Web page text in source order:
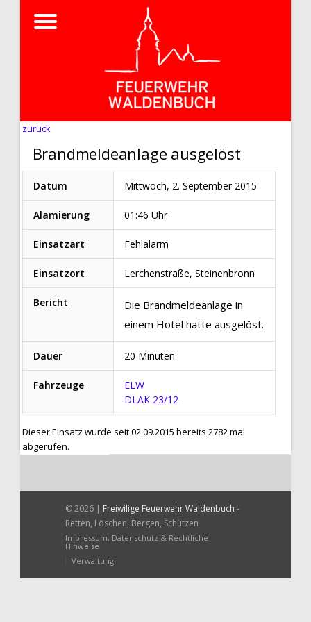
zurück
Brandmeldeanlage ausgelöst
Datum Mittwoch, 2. September 2015
Alamierung 01:46 Uhr
Einsatzart Fehlalarm
Einsatzort Lerchenstraße, Steinenbronn
Bericht
Die Brandmeldeanlage in
einem Hotel hatte ausgelöst.
Dauer 20 Minuten
Fahrzeuge
ELW
DLAK 23/12
Dieser Einsatz wurde seit 02.09.2015 bereits 2782 mal
abgerufen.
© 2026 | Freiwilige Feuerwehr Waldenbuch -
Retten, Löschen, Bergen, Schützen
Impressum, Datenschutz & Rechtliche
Hinweise
Verwaltung